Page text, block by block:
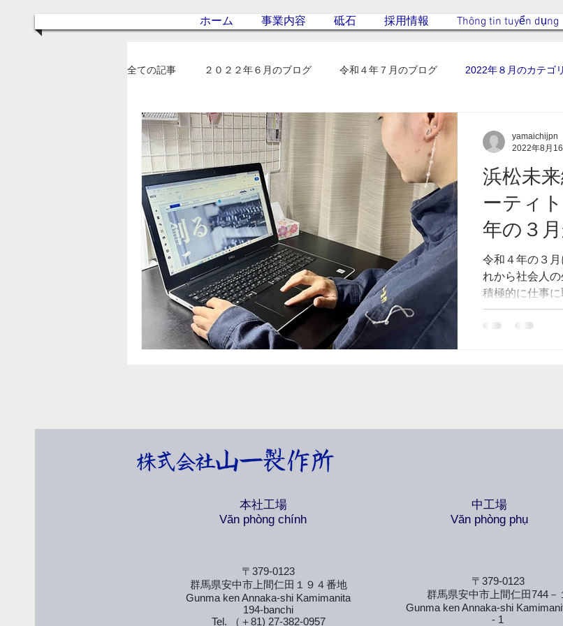
ホーム 事業内容 砥石 採用情報 Thông tin tuyển dụng
全ての記事 ２０２２年６月のブログ 令和４年７月のブログ 2022年８月のカテゴリ
２０２３年２月のブログ
浜松未
ーティ
年の３
に入社
令和４年の３
れから社会人
積極的に仕事
っています。
ように努力しま
yamaichijpn
2022年8月16
本社工場
​Văn phòng chính
中工場
​Văn phòng phụ
〒379-0123
群馬県安中市上間仁田１９４番地
Gunma ken Annaka-shi Kamimanita
194-banchi
Tel. （＋81) 27-382-0957
〒379-0123
群馬県安中市上間仁田744－
Gunma ken Annaka-shi
- 1